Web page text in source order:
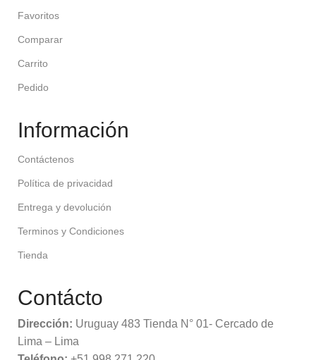
Favoritos
Comparar
Carrito
Pedido
Información
Contáctenos
Política de privacidad
Entrega y devolución
Terminos y Condiciones
Tienda
Contácto
Dirección: Uruguay 483 Tienda N° 01- Cercado de
Lima – Lima